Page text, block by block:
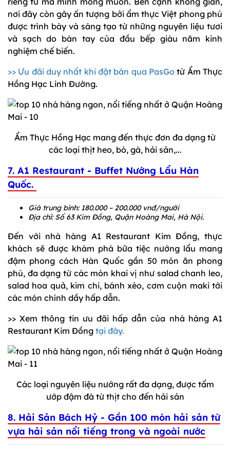
nơi đây còn gây ấn tượng bởi ẩm thực Việt phong phú
được trình bày và sáng tạo từ những nguyên liệu tươi
và sạch do bàn tay của đầu bếp giàu năm kinh
nghiệm chế biến.
>> Ưu đãi duy nhất khi đặt bàn qua PasGo từ Ẩm Thực
Hồng Hạc Linh Đường.
Ẩm Thực Hồng Hạc mang đến thực đơn đa dạng từ
các loại thịt heo, bò, gà, hải sản,...
7. A1 Restaurant - Buffet Nướng Lẩu Hàn
Quốc.
Giá trung bình: 180.000 – 200.000 vnđ/người
Địa chỉ: Số 63 Kim Đồng, Quận Hoàng Mai, Hà Nội.
Đến với nhà hàng A1 Restaurant Kim Đồng, thực
khách sẽ được khám phá bữa tiệc nướng lẩu mang
đậm phong cách Hàn Quốc gần 50 món ăn phong
phú, đa dạng từ các món khai vị như salad chanh leo,
salad hoa quả, kim chi, bánh xèo, cơm cuộn maki tới
các món chính dầy hấp dẫn.
>> Xem thông tin ưu đãi hấp dẫn của nhà hàng A1
Restaurant Kim Đồng tại đây.
Các loại nguyên liệu nướng rất đa dạng, được tẩm
ướp đậm đà từ thịt cho đến hải sản
8. Hải Sản Bách Hỷ - Gần 100 món hải sản từ
vựa hải sản nổi tiếng trong và ngoài nước